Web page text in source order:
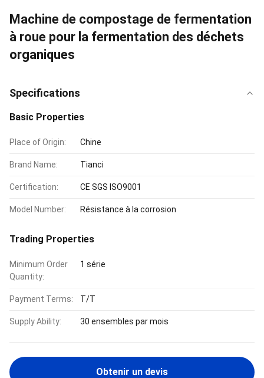
Machine de compostage de fermentation
à roue pour la fermentation des déchets
organiques
Specifications
Basic Properties
Place of Origin: Chine
Brand Name: Tianci
Certification: CE SGS ISO9001
Model Number: Résistance à la corrosion
Trading Properties
Minimum Order
Quantity:
1 série
Payment Terms: T/T
Supply Ability: 30 ensembles par mois
Obtenir un devis